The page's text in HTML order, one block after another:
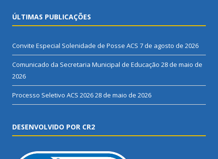
ÚLTIMAS PUBLICAÇÕES
Convite Especial Solenidade de Posse ACS 7 de agosto de 2026
Comunicado da Secretaria Municipal de Educação 28 de maio de
2026
Processo Seletivo ACS 202628 de maio de 2026
DESENVOLVIDO POR CR2